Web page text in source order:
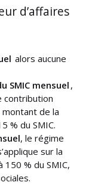
d’affaires
alors aucune
SMIC mensuel ,
contribution
de la
% du SMIC.
, le régime
sur la
% du SMIC,